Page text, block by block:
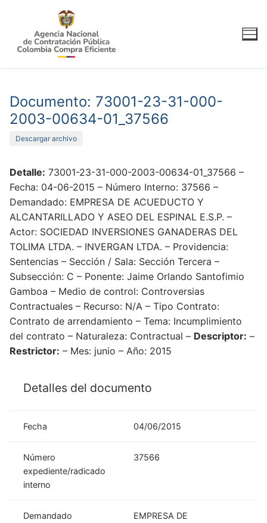
contenido
Documento: 73001-23-31-000-
2003-00634-01_37566
Descargar archivo
Detalle: 73001-23-31-000-2003-00634-01_37566 –
Fecha: 04-06-2015 – Número Interno: 37566 –
Demandado: EMPRESA DE ACUEDUCTO Y
ALCANTARILLADO Y ASEO DEL ESPINAL E.S.P. –
Actor: SOCIEDAD INVERSIONES GANADERAS DEL
TOLIMA LTDA. – INVERGAN LTDA. – Providencia:
Sentencias – Sección / Sala: Sección Tercera –
Subsección: C – Ponente: Jaime Orlando Santofimio
Gamboa – Medio de control: Controversias
Contractuales – Recurso: N/A – Tipo Contrato:
Contrato de arrendamiento – Tema: Incumplimiento
del contrato – Naturaleza: Contractual – Descriptor: –
Restrictor: – Mes: junio – Año: 2015
Detalles del documento
Fecha 04/06/2015
Número
expediente/radicado
interno
37566
Demandado
EMPRESA DE